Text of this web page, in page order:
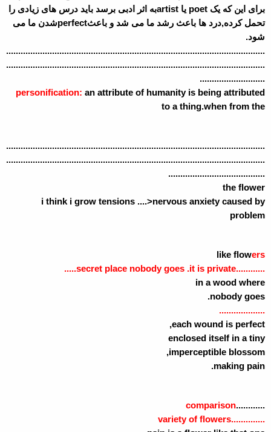
برای این که یک poet یا artistبه اثر ادبی برسد باید درس های زیادی را
تحمل کرده,درد ها باعث رشد ما می شد و باعثperfectشدن ما می
شود.
...........................................................................................................
...........................................................................................................
...........................
personification: an attribute of humanity is being attributed
to a thing.when from the
...........................................................................................................
...........................................................................................................
........................................
the flower
i think i grow tensions ....>nervous anxiety caused by
problem
like flowers
............secret place nobody goes .it is private.....
in a wood where
nobody goes.
...................
each wound is perfect,
enclosed itself in a tiny
imperceptible blossom,
making pain.
............
comparison
..............variety of flowers